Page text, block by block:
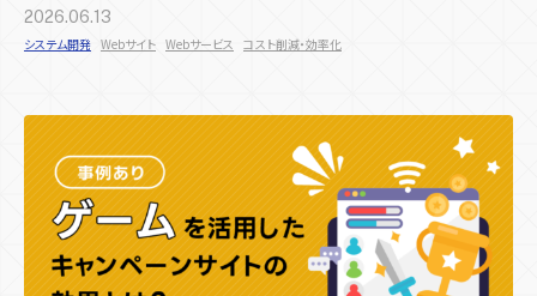
2026.06.13
システム開発 Webサイト Webサービス コスト削減・効率化